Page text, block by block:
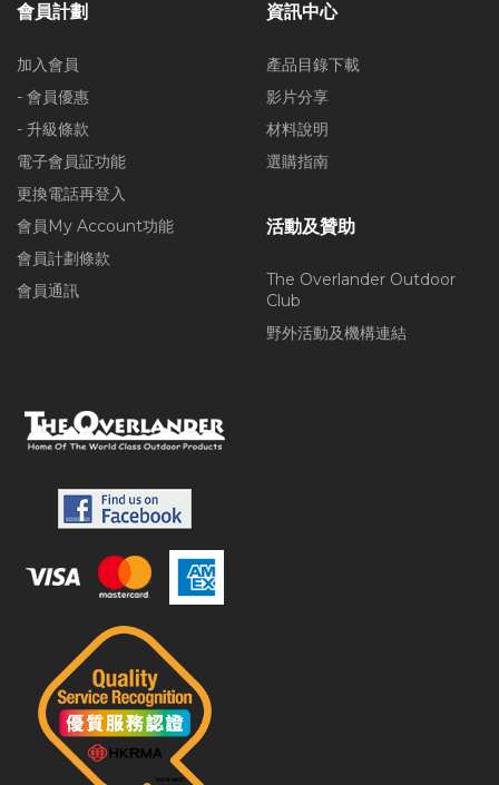
會員計劃
加入會員
- 會員優惠
- 升級條款
電子會員証功能
更換電話再登入
會員My Account功能
會員計劃條款
會員通訊
資訊中心
產品目錄下載
影片分享
材料說明
選購指南
活動及贊助
The Overlander Outdoor
Club
野外活動及機構連結